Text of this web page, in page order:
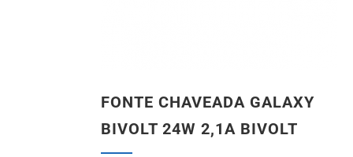
FONTE CHAVEADA GALAXY
BIVOLT 24W 2,1A BIVOLT